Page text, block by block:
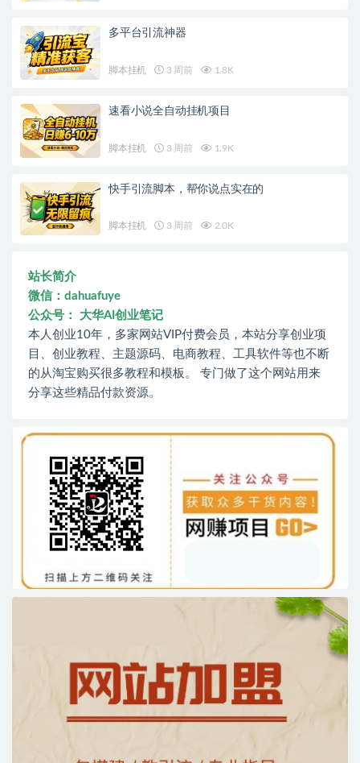
多平台引流神器
脚本挂机 3 周前 1.8K
速看小说全自动挂机项目
脚本挂机 3 周前 1.9K
快手引流脚本，帮你说点实在的
脚本挂机 3 周前 2.0K
站长简介
微信：dahuafuye
公众号： 大华AI创业笔记
本人创业10年，多家网站VIP付费会员，本站分享创业项
目、创业教程、主题源码、电商教程、工具软件等也不断
的从淘宝购买很多教程和模板。 专门做了这个网站用来
分享这些精品付款资源。